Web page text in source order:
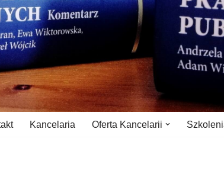
Kancelaria Oferta Kancelarii